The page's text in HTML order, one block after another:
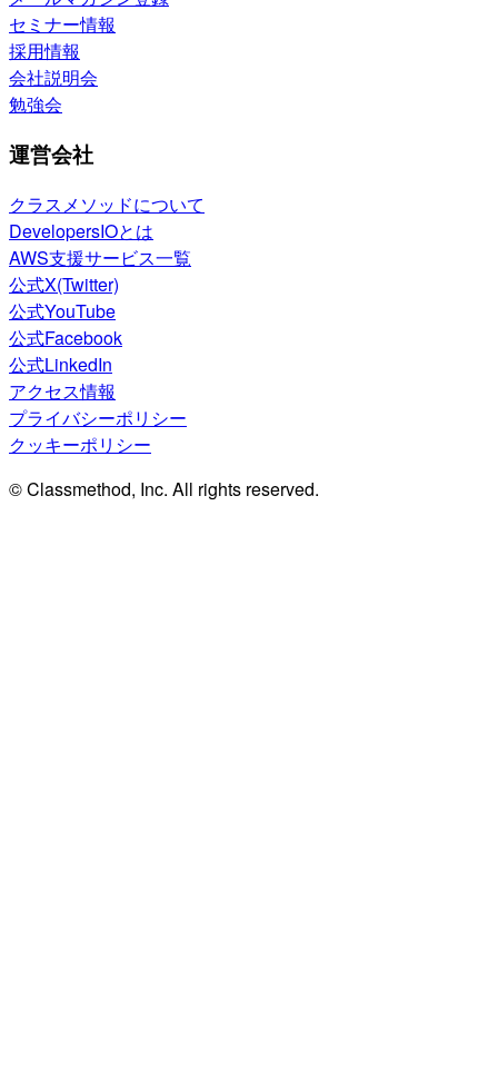
セミナー情報
採用情報
会社説明会
勉強会
運営会社
クラスメソッドについて
DevelopersIOとは
AWS支援サービス一覧
公式X(Twitter)
公式YouTube
公式Facebook
公式LinkedIn
アクセス情報
プライバシーポリシー
クッキーポリシー
© Classmethod, Inc. All rights reserved.